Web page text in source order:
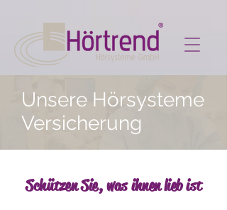
Unsere Hörsysteme
Versicherung
Schützen Sie, was ihnen lieb ist